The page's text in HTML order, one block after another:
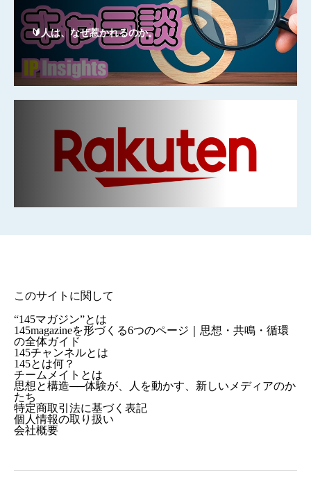
🔰人は、なぜ惹かれるのか。
このサイトに関して
“145マガジン”とは
145magazineを形づくる6つのページ｜思想・共鳴・循環
の全体ガイド
145チャンネルとは
145とは何？
チームメイトとは
思想と構造──体験が、人を動かす、新しいメディアのか
たち
特定商取引法に基づく表記
個人情報の取り扱い
会社概要